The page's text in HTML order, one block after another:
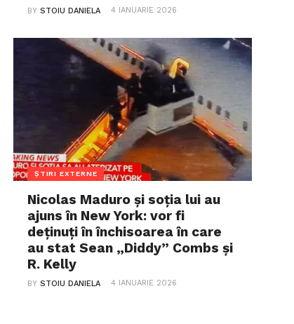
BYSTOIU DANIELA 4 IANUARIE 2026
ȘTIRI EXTERNE
Nicolas Maduro și soția lui au
ajuns în New York: vor fi
deținuți în închisoarea în care
au stat Sean „Diddy” Combs și
R. Kelly
BYSTOIU DANIELA 4 IANUARIE 2026